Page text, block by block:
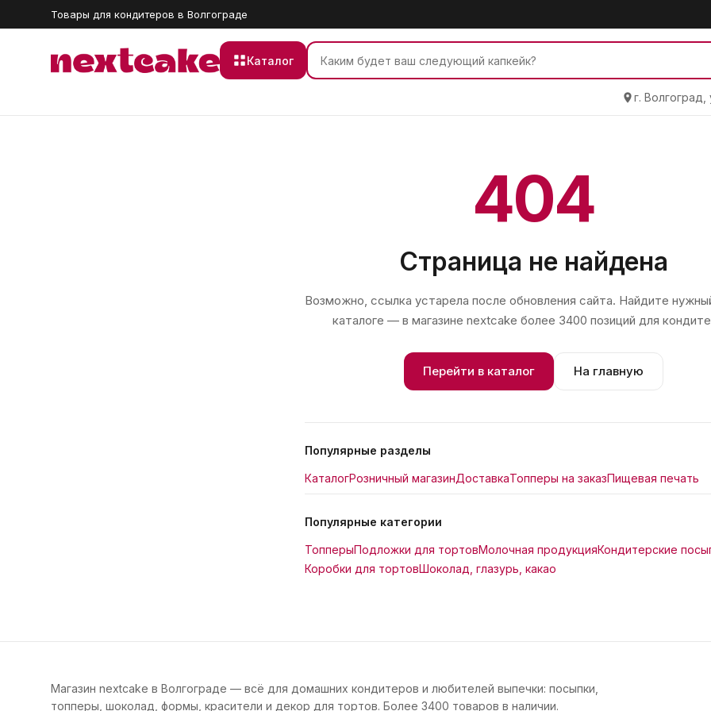
Товары для кондитеров в Волгограде
Каталог
г.
404
Страница не найдена
Возможно, ссылка устарела после обновления сайта. Найдите
каталоге — в магазине nextcake более 3400 позиций для
Перейти в каталог На главную
Популярные разделы
КаталогРозничный магазинДоставкаТопперы на заказПищевая печать
Популярные категории
ТопперыПодложки для тортовМолочная продукцияКондитерские
Коробки для тортовШоколад, глазурь, какао
Магазин nextcake в Волгограде — всё для домашних кондитеров и любителей выпечки: посыпки,
топперы, шоколад, формы, красители и декор для тортов. Более 3400 товаров в наличии.